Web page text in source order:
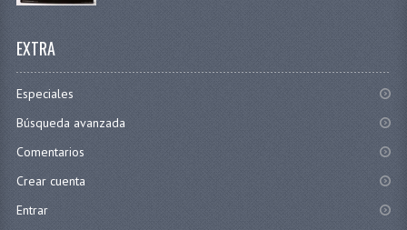
EXTRA
Especiales
Búsqueda avanzada
Comentarios
Crear cuenta
Entrar